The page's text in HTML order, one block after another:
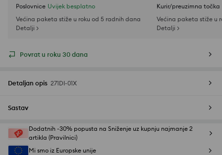
Poslovnice Uvijek besplatno
Većina paketa stiže u roku od 5 radnih dana
Detalji >
Kurir/preuzimna točka
Većina paketa stiže u
Detalji >
Povrat u roku 30 dana
Detaljan opis 271DI-01X
Sastav
Dodatnih -30% popusta na Sniženje uz kupnju najmanje 2
artikla (Pravilnici)
Mi smo iz Europske unije